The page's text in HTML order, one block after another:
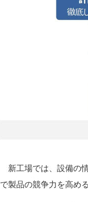
新工場では、設備の
で製品の競争力を高め